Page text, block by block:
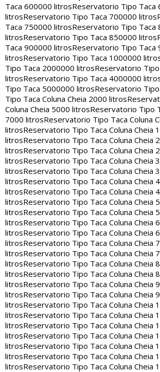
Taca 600000 litrosReservatorio Tipo Taca
litrosReservatorio Tipo Taca 700000 litros
Taca 750000 litrosReservatorio Tipo Taca
litrosReservatorio Tipo Taca 850000 litros
Taca 900000 litrosReservatorio Tipo Taca
litrosReservatorio Tipo Taca 1000000
Tipo Taca 2000000 litrosReservatorio
litrosReservatorio Tipo Taca 4000000
Tipo Taca 5000000 litrosReservatorio
Tipo Taca Coluna Cheia 2000 litros
Coluna Cheia 5000 litrosReservatorio Tipo
7000 litrosReservatorio Tipo Taca Coluna
litrosReservatorio Tipo Taca Coluna Cheia
litrosReservatorio Tipo Taca Coluna Cheia
litrosReservatorio Tipo Taca Coluna Cheia
litrosReservatorio Tipo Taca Coluna Cheia
litrosReservatorio Tipo Taca Coluna Cheia
litrosReservatorio Tipo Taca Coluna Cheia
litrosReservatorio Tipo Taca Coluna Cheia
litrosReservatorio Tipo Taca Coluna Cheia
litrosReservatorio Tipo Taca Coluna Cheia
litrosReservatorio Tipo Taca Coluna Cheia
litrosReservatorio Tipo Taca Coluna Cheia
litrosReservatorio Tipo Taca Coluna Cheia
litrosReservatorio Tipo Taca Coluna Cheia
litrosReservatorio Tipo Taca Coluna Cheia
litrosReservatorio Tipo Taca Coluna Cheia
litrosReservatorio Tipo Taca Coluna Cheia
litrosReservatorio Tipo Taca Coluna Cheia
litrosReservatorio Tipo Taca Coluna Cheia
litrosReservatorio Tipo Taca Coluna Cheia
litrosReservatorio Tipo Taca Coluna Cheia
litrosReservatorio Tipo Taca Coluna Cheia
litrosReservatorio Tipo Taca Coluna Cheia
litrosReservatorio Tipo Taca Coluna Cheia
litrosReservatorio Tipo Taca Coluna Cheia